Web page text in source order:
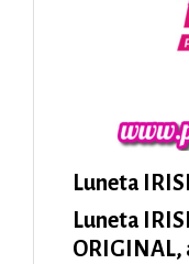
Luneta
Luneta
ORIGINAL,